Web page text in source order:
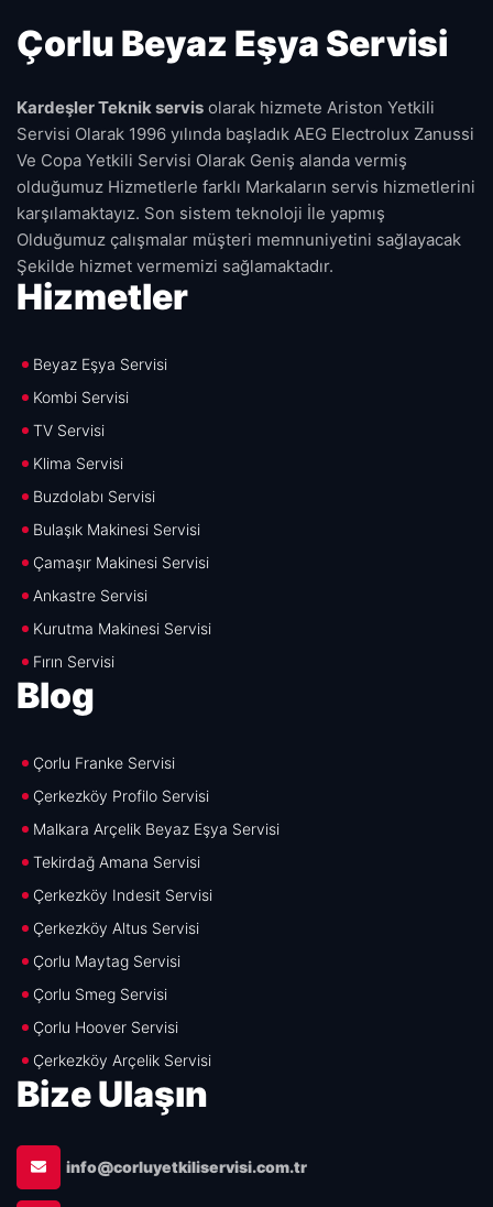
Çorlu Beyaz Eşya Servisi
Kardeşler Teknik servis olarak hizmete Ariston Yetkili
Servisi Olarak 1996 yılında başladık AEG Electrolux Zanussi
Ve Copa Yetkili Servisi Olarak Geniş alanda vermiş
olduğumuz Hizmetlerle farklı Markaların servis hizmetlerini
karşılamaktayız. Son sistem teknoloji İle yapmış
Olduğumuz çalışmalar müşteri memnuniyetini sağlayacak
Şekilde hizmet vermemizi sağlamaktadır.
Hizmetler
Beyaz Eşya Servisi
Kombi Servisi
TV Servisi
Klima Servisi
Buzdolabı Servisi
Bulaşık Makinesi Servisi
Çamaşır Makinesi Servisi
Ankastre Servisi
Kurutma Makinesi Servisi
Fırın Servisi
Blog
Çorlu Franke Servisi
Çerkezköy Profilo Servisi
Malkara Arçelik Beyaz Eşya Servisi
Tekirdağ Amana Servisi
Çerkezköy Indesit Servisi
Çerkezköy Altus Servisi
Çorlu Maytag Servisi
Çorlu Smeg Servisi
Çorlu Hoover Servisi
Çerkezköy Arçelik Servisi
Bize Ulaşın
info@corluyetkiliservisi.com.tr